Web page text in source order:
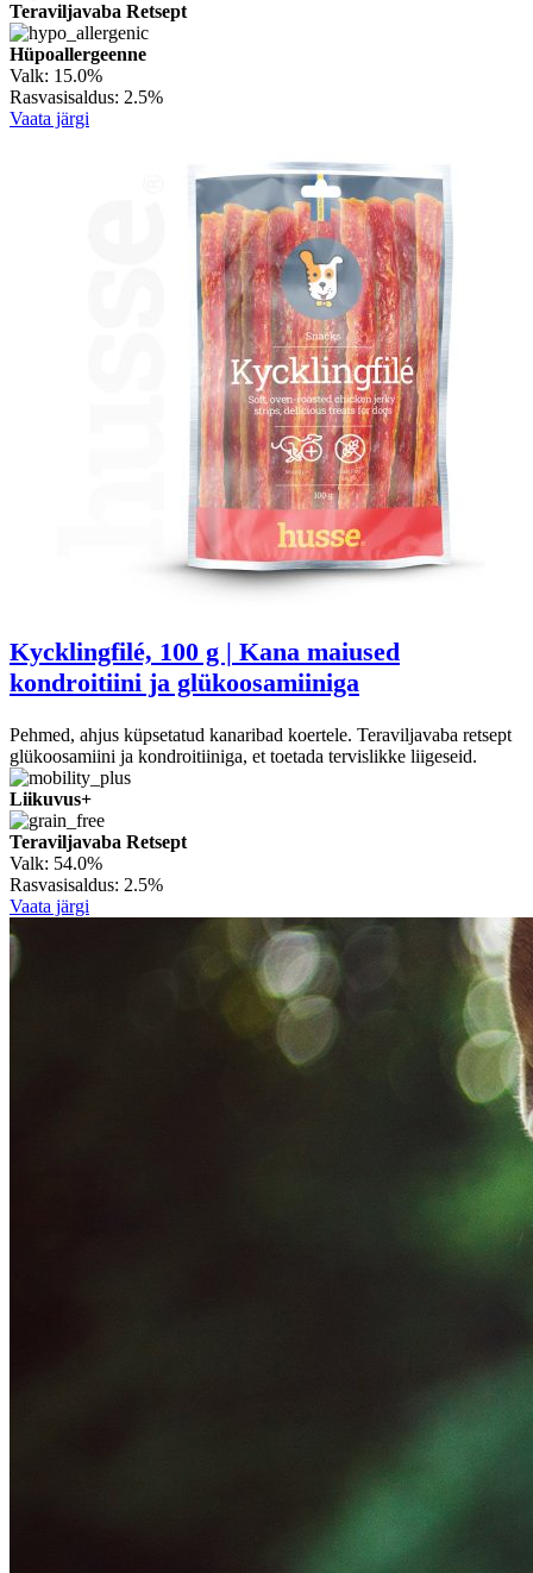
Teraviljavaba Retsept
Hüpoallergeenne
Valk: 15.0%
Rasvasisaldus: 2.5%
Vaata järgi
Kycklingfilé, 100 g | Kana maiused
kondroitiini ja glükoosamiiniga
Pehmed, ahjus küpsetatud kanaribad koertele. Teraviljavaba retsept
glükoosamiini ja kondroitiiniga, et toetada tervislikke liigeseid.
Liikuvus+
Teraviljavaba Retsept
Valk: 54.0%
Rasvasisaldus: 2.5%
Vaata järgi